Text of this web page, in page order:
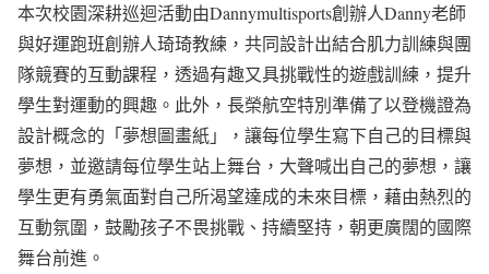
本次校園深耕巡迴活動由Dannymultisports創辦人Danny老師
與好運跑班創辦人琦琦教練，共同設計出結合肌力訓練與團
隊競賽的互動課程，透過有趣又具挑戰性的遊戲訓練，提升
學生對運動的興趣。此外，長榮航空特別準備了以登機證為
設計概念的「夢想圖畫紙」，讓每位學生寫下自己的目標與
夢想，並邀請每位學生站上舞台，大聲喊出自己的夢想，讓
學生更有勇氣面對自己所渴望達成的未來目標，藉由熱烈的
互動氛圍，鼓勵孩子不畏挑戰、持續堅持，朝更廣闊的國際
舞台前進。